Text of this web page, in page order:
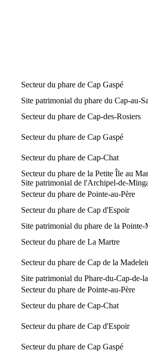
Secteur du phare de Cap Gaspé
Site patrimonial du phare du Cap-au-
Secteur du phare de Cap-des-Rosiers
Secteur du phare de Cap Gaspé
Secteur du phare de Cap-Chat
Secteur du phare de la Petite Île au
Site patrimonial de l'Archipel-de-
Secteur du phare de Pointe-au-Père
Secteur du phare de Cap d'Espoir
Site patrimonial du phare de la Pointe-
Secteur du phare de La Martre
Secteur du phare de Cap de la
Site patrimonial du Phare-du-Cap-de-
Secteur du phare de Pointe-au-Père
Secteur du phare de Cap-Chat
Secteur du phare de Cap d'Espoir
Secteur du phare de Cap Gaspé